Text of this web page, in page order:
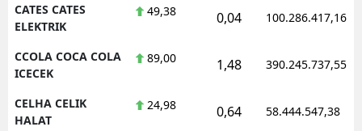
CATES CATES
ELEKTRIK
49,38 0,04 100.286.417,16
CCOLA COCA COLA
ICECEK
89,00 1,48 390.245.737,55
CELHA CELIK
HALAT
24,98 0,64 58.444.547,38